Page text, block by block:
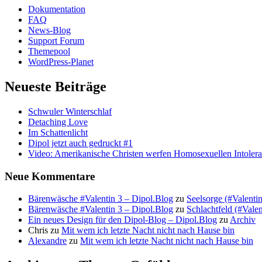
Dokumentation
FAQ
News-Blog
Support Forum
Themepool
WordPress-Planet
Neueste Beiträge
Schwuler Winterschlaf
Detaching Love
Im Schattenlicht
Dipol jetzt auch gedruckt #1
Video: Amerikanische Christen werfen Homosexuellen
Neue Kommentare
Bärenwäsche #Valentin 3 – Dipol.Blog zu Seelsorge
Bärenwäsche #Valentin 3 – Dipol.Blog zu Schlachtfeld
Ein neues Design für den Dipol-Blog – Dipol.Blog zuArchiv
Chris zu Mit wem ich letzte Nacht nicht nach Hause bin
Alexandre zu Mit wem ich letzte Nacht nicht nach Hause bin